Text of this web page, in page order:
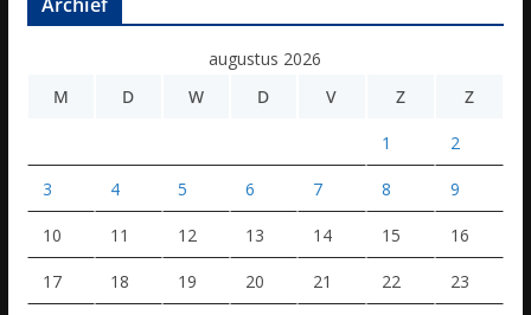
augustus 2026
M
D W D V Z Z
1 2
3 4 5 6 7 8 9
10 11 12 13 14 15 16
17 18 19 20 21 22 23